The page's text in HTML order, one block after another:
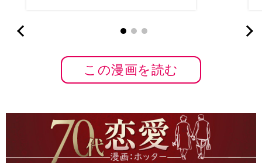
この漫画を読む